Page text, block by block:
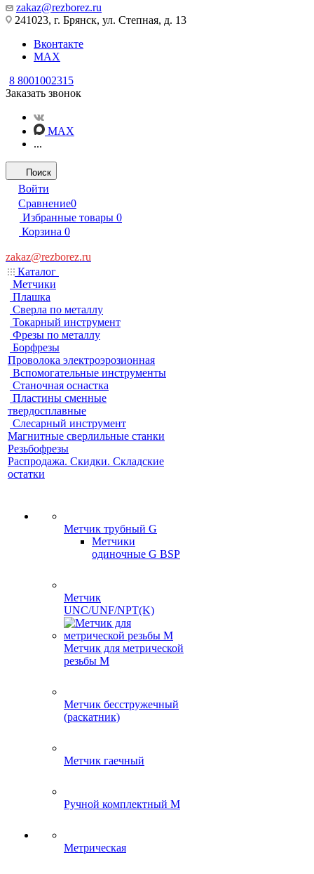
zakaz@rezborez.ru
241023, г. Брянск, ул. Степная, д. 13
Вконтакте
MAX
8 8001002315
Заказать звонок
MAX
...
Поиск
Войти
Сравнение0
Избранные товары 0
Корзина 0
zakaz@rezborez.ru
Каталог
Метчики
Плашка
Сверла по металлу
Токарный инструмент
Фрезы по металлу
Борфрезы
Проволока электроэрозионная
Вспомогательные инструменты
Станочная оснастка
Пластины сменные
твердосплавные
Слесарный инструмент
Магнитные сверлильные станки
Резьбофрезы
Распродажа. Скидки. Складские
остатки
Метчик трубный G
Метчики
одиночные G BSP
Метчик
UNC/UNF/NPT(K)
Метчик для метрической
резьбы M
Метчик бесстружечный
(раскатник)
Метчик гаечный
Ручной комплектный M
Метрическая